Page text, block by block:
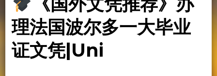
理法国波尔多一大毕业
证文凭|Uni